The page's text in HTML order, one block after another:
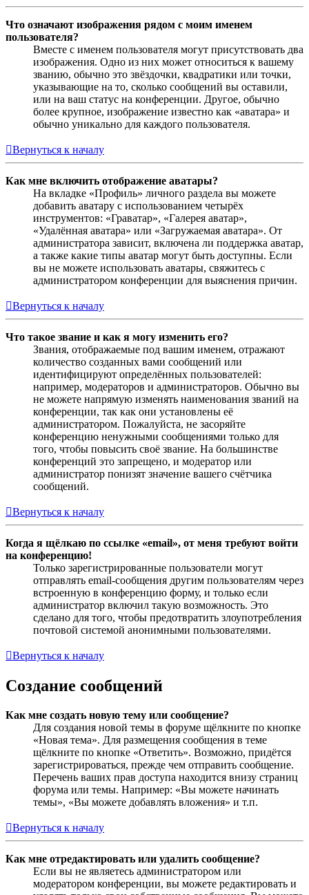
Что означают изображения рядом с моим именем
пользователя?
Вместе с именем пользователя могут присутствовать два
изображения. Одно из них может относиться к вашему
званию, обычно это звёздочки, квадратики или точки,
указывающие на то, сколько сообщений вы оставили,
или на ваш статус на конференции. Другое, обычно
более крупное, изображение известно как «аватара» и
обычно уникально для каждого пользователя.
Вернуться к началу
Как мне включить отображение аватары?
На вкладке «Профиль» личного раздела вы можете
добавить аватару с использованием четырёх
инструментов: «Граватар», «Галерея аватар»,
«Удалённая аватара» или «Загружаемая аватара». От
администратора зависит, включена ли поддержка аватар,
а также какие типы аватар могут быть доступны. Если
вы не можете использовать аватары, свяжитесь с
администратором конференции для выяснения причин.
Вернуться к началу
Что такое звание и как я могу изменить его?
Звания, отображаемые под вашим именем, отражают
количество созданных вами сообщений или
идентифицируют определённых пользователей:
например, модераторов и администраторов. Обычно вы
не можете напрямую изменять наименования званий на
конференции, так как они установлены её
администратором. Пожалуйста, не засоряйте
конференцию ненужными сообщениями только для
того, чтобы повысить своё звание. На большинстве
конференций это запрещено, и модератор или
администратор понизят значение вашего счётчика
сообщений.
Вернуться к началу
Когда я щёлкаю по ссылке «email», от меня требуют войти
на конференцию!
Только зарегистрированные пользователи могут
отправлять email-сообщения другим пользователям через
встроенную в конференцию форму, и только если
администратор включил такую возможность. Это
сделано для того, чтобы предотвратить злоупотребления
почтовой системой анонимными пользователями.
Вернуться к началу
Создание сообщений
Как мне создать новую тему или сообщение?
Для создания новой темы в форуме щёлкните по кнопке
«Новая тема». Для размещения сообщения в теме
щёлкните по кнопке «Ответить». Возможно, придётся
зарегистрироваться, прежде чем отправить сообщение.
Перечень ваших прав доступа находится внизу страниц
форума или темы. Например: «Вы можете начинать
темы», «Вы можете добавлять вложения» и т.п.
Вернуться к началу
Как мне отредактировать или удалить сообщение?
Если вы не являетесь администратором или
модератором конференции, вы можете редактировать и